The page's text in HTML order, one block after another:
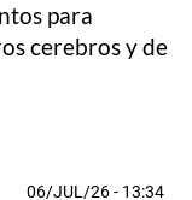
para
cerebros y de
06/JUL/26- 13:34